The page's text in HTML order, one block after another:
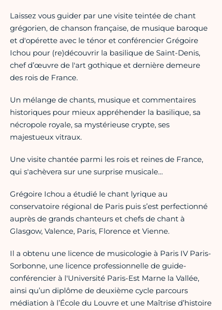
Laissez vous guider par une visite teintée de chant
grégorien, de chanson française, de musique baroque
et d'opérette avec le ténor et conférencier Grégoire
Ichou pour (re)découvrir la basilique de Saint-Denis,
chef d’œuvre de l'art gothique et dernière demeure
des rois de France.
Un mélange de chants, musique et commentaires
historiques pour mieux appréhender la basilique, sa
nécropole royale, sa mystérieuse crypte, ses
majestueux vitraux.
Une visite chantée parmi les rois et reines de France,
qui s'achèvera sur une surprise musicale…
Grégoire Ichou a étudié le chant lyrique au
conservatoire régional de Paris puis s’est perfectionné
auprès de grands chanteurs et chefs de chant à
Glasgow, Valence, Paris, Florence et Vienne.
Il a obtenu une licence de musicologie à Paris IV Paris-
Sorbonne, une licence professionnelle de guide-
conférencier à l'Université Paris-Est Marne la Vallée,
ainsi qu’un diplôme de deuxième cycle parcours
médiation à l’École du Louvre et une Maîtrise d’histoire